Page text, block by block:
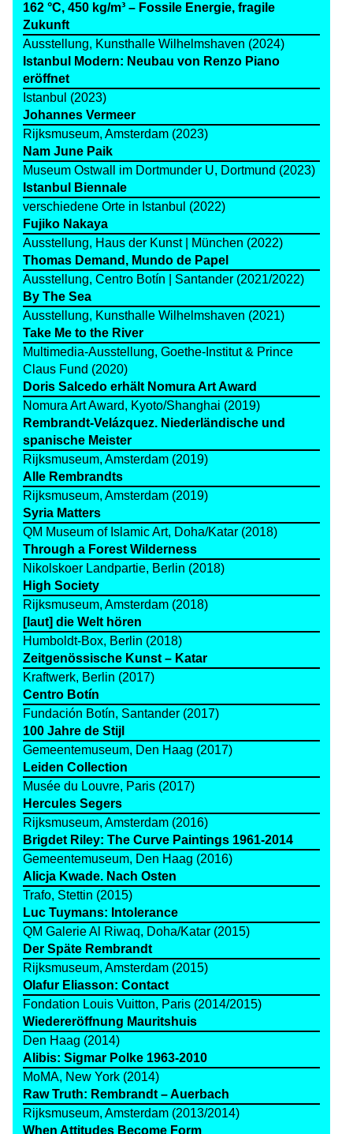
162 °C, 450 kg/m³ – Fossile Energie, fragile
Zukunft
Ausstellung, Kunsthalle Wilhelmshaven (2024)
Istanbul Modern: Neubau von Renzo Piano
eröffnet
Istanbul (2023)
Johannes Vermeer
Rijksmuseum, Amsterdam (2023)
Nam June Paik
Museum Ostwall im Dortmunder U, Dortmund (2023)
Istanbul Biennale
verschiedene Orte in Istanbul (2022)
Fujiko Nakaya
Ausstellung, Haus der Kunst | München (2022)
Thomas Demand, Mundo de Papel
Ausstellung, Centro Botín | Santander (2021/2022)
By The Sea
Ausstellung, Kunsthalle Wilhelmshaven (2021)
Take Me to the River
Multimedia-Ausstellung, Goethe-Institut & Prince
Claus Fund (2020)
Doris Salcedo erhält Nomura Art Award
Nomura Art Award, Kyoto/Shanghai (2019)
Rembrandt-Velázquez. Niederländische und
spanische Meister
Rijksmuseum, Amsterdam (2019)
Alle Rembrandts
Rijksmuseum, Amsterdam (2019)
Syria Matters
QM Museum of Islamic Art, Doha/Katar (2018)
Through a Forest Wilderness
Nikolskoer Landpartie, Berlin (2018)
High Society
Rijksmuseum, Amsterdam (2018)
[laut] die Welt hören
Humboldt-Box, Berlin (2018)
Zeitgenössische Kunst – Katar
Kraftwerk, Berlin (2017)
Centro Botín
Fundación Botín, Santander (2017)
100 Jahre de Stijl
Gemeentemuseum, Den Haag (2017)
Leiden Collection
Musée du Louvre, Paris (2017)
Hercules Segers
Rijksmuseum, Amsterdam (2016)
Brigdet Riley: The Curve Paintings 1961-2014
Gemeentemuseum, Den Haag (2016)
Alicja Kwade. Nach Osten
Trafo, Stettin (2015)
Luc Tuymans: Intolerance
QM Galerie Al Riwaq, Doha/Katar (2015)
Der Späte Rembrandt
Rijksmuseum, Amsterdam (2015)
Olafur Eliasson: Contact
Fondation Louis Vuitton, Paris (2014/2015)
Wiedereröffnung Mauritshuis
Den Haag (2014)
Alibis: Sigmar Polke 1963-2010
MoMA, New York (2014)
Raw Truth: Rembrandt – Auerbach
Rijksmuseum, Amsterdam (2013/2014)
When Attitudes Become Form